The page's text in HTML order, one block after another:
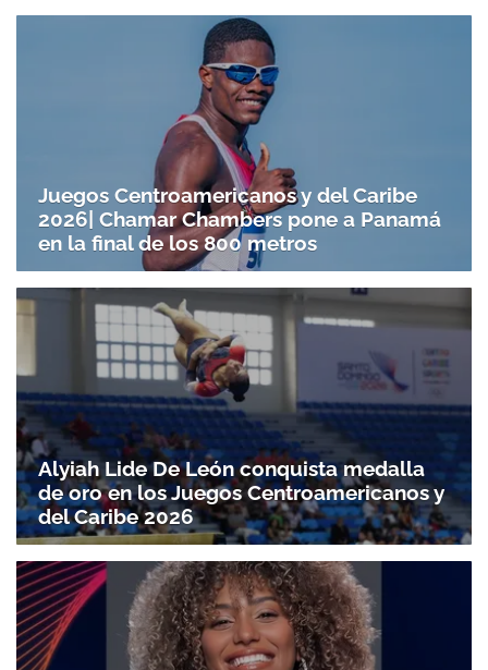
Juegos Centroamericanos y del Caribe
2026| Chamar Chambers pone a Panamá
en la final de los 800 metros
Alyiah Lide De León conquista medalla
de oro en los Juegos Centroamericanos y
del Caribe 2026